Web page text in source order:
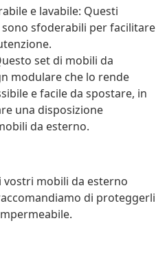
e lavabile: Questi
sfoderabili per facilitare
set di mobili da
modulare che lo rende
e facile da spostare, in
una disposizione
da esterno.
vostri mobili da esterno
di proteggerli